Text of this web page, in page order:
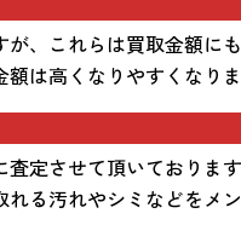
、これらは買取金額に
は高くなりやすくなりま
定させて頂いておりま
る汚れやシミなどをメ